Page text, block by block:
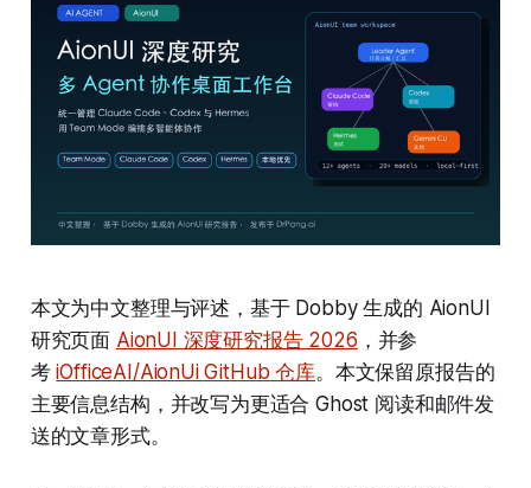
本文为中文整理与评述，基于 Dobby 生成的 AionUI
研究页面 AionUI 深度研究报告 2026 ，并参
考iOfficeAI/AionUi GitHub 仓库。本文保留原报告的
主要信息结构，并改写为更适合 Ghost 阅读和邮件发
送的文章形式。